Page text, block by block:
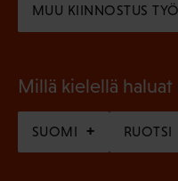
MUU KIINNOSTUS
Millä kielellä
SUOMI RUOTSI